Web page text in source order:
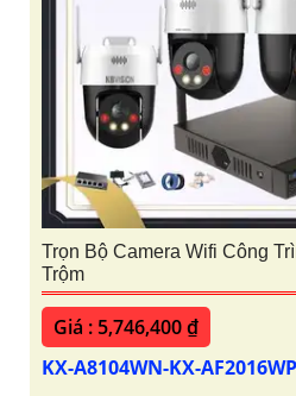
Trọn Bộ Camera Wifi Công
Trộm
Giá : 5,746,400 ₫
KX-A8104WN-KX-